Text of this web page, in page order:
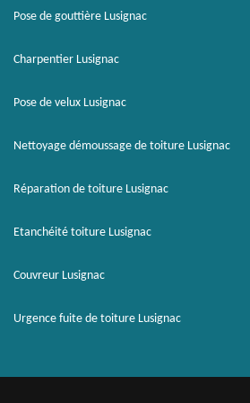
Pose de gouttière Lusignac
Charpentier Lusignac
Pose de velux Lusignac
Nettoyage démoussage de toiture Lusignac
Réparation de toiture Lusignac
Etanchéité toiture Lusignac
Couvreur Lusignac
Urgence fuite de toiture Lusignac